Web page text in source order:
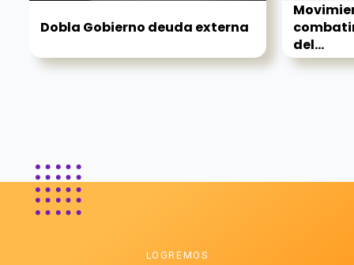
Dobla Gobierno deuda externa
del...
LOGREMOS